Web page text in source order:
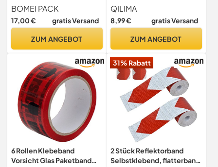
Warnklebeband Gelb
Warnband gefährlicher
Warnung PVC
Klebeband Für
Bodenkennzeichnungen
BOMEI PACK
17,00 € gratis Versand
ZUM ANGEBOT
selbstklebendes Warnband
zur permanenten
Markierung und
Gefahrenzonen aus
Gelb/Schwarz
QILIMA
8,99 € gratis Versand
ZUM ANGEBOT
6 Rollen Klebeband
Vorsicht Glas Paketband
31% Rabatt
2 Stück Reflektorband
Selbstklebend, flatterband